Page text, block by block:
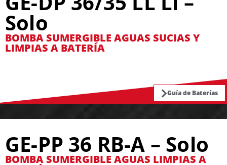
Solo
BOMBA SUMERGIBLE AGUAS SUCIAS Y
LIMPIAS A BATERÍA
Guía de Baterías
GE-PP 36 RB-A – Solo
BOMBA SUMERGIBLE AGUAS LIMPIAS A